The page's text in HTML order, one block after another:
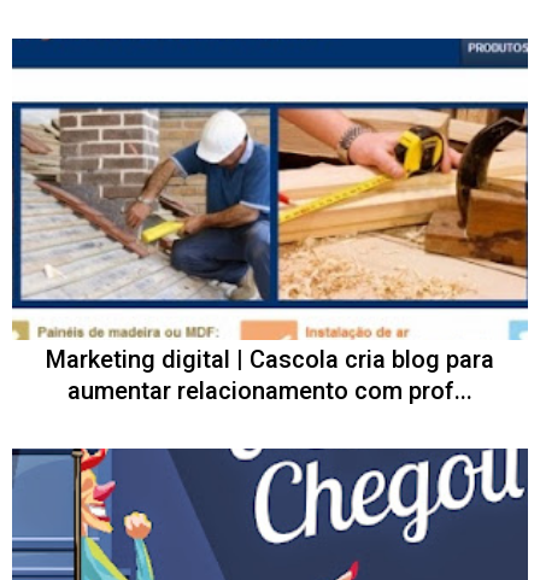
Marketing digital | Cascola cria blog para
aumentar relacionamento com prof...